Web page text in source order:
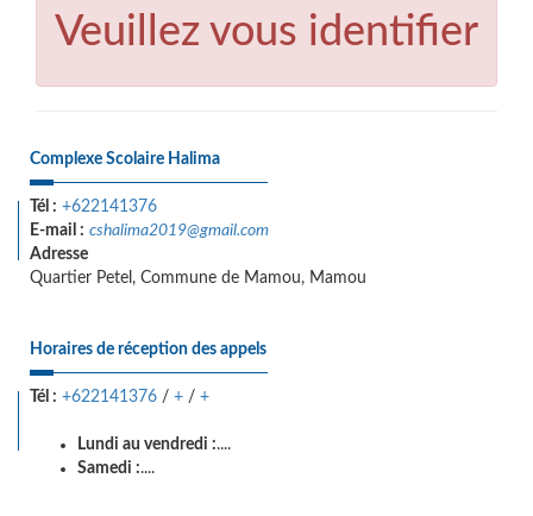
Veuillez vous identifier
Complexe Scolaire Halima
Tél : +622141376
E-mail : cshalima2019@gmail.com
Adresse
Quartier Petel, Commune de Mamou, Mamou
Horaires de réception des appels
Tél : +622141376 / + / +
Lundi au vendredi :....
Samedi :....